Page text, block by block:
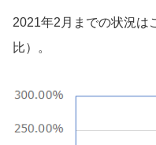
2021年2月までの状況は
比）。